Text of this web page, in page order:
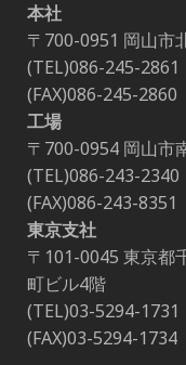
本社
〒700-0951 岡山市
(TEL)086-245-2861
(FAX)086-245-2860
工場
〒700-0954 岡山市
(TEL)086-243-2340
(FAX)086-243-8351
東京支社
〒101-0045 東京都
町ビル4階
(TEL)03-5294-1731
(FAX)03-5294-1734